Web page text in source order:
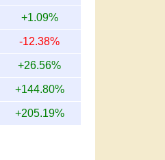
+1.09%
-12.38%
+26.56%
+144.80%
+205.19%